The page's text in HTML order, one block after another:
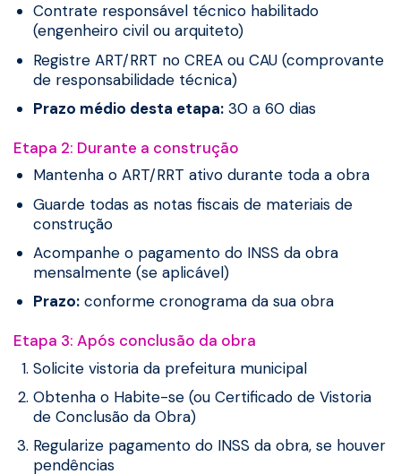
Contrate responsável técnico habilitado
(engenheiro civil ou arquiteto)
Registre ART/RRT no CREA ou CAU (comprovante
de responsabilidade técnica)
Prazo médio desta etapa: 30 a 60 dias
Etapa 2: Durante a construção
Mantenha o ART/RRT ativo durante toda a obra
Guarde todas as notas fiscais de materiais de
construção
Acompanhe o pagamento do INSS da obra
mensalmente (se aplicável)
Prazo: conforme cronograma da sua obra
Etapa 3: Após conclusão da obra
Solicite vistoria da prefeitura municipal
Obtenha o Habite-se (ou Certificado de Vistoria
de Conclusão da Obra)
Regularize pagamento do INSS da obra, se houver
pendências